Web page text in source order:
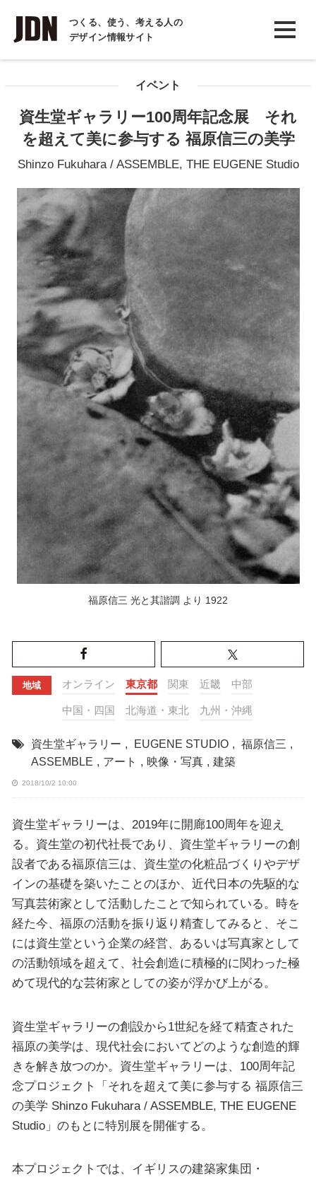
つくる、使う、考える人の
デザイン情報サイト
INTERVIEW
インタビュー
COLUMN
イベント
資生堂ギャラリー100周年記念展 それ
を超えて美に参与する 福原信三の美学
Shinzo Fukuhara / ASSEMBLE, THE EUGENE Studio
福原信三 光と其諧調 より 1922
地域 オンライン 東京都 関東 近畿 中部
中国・四国 北海道・東北 九州・沖縄
資生堂ギャラリー , EUGENE STUDIO , 福原信三 ,
ASSEMBLE , アート , 映像・写真 , 建築
2018/10/2 10:00
資生堂ギャラリーは、2019年に開廊100周年を迎え
る。資生堂の初代社長であり、資生堂ギャラリーの創
設者である福原信三は、資生堂の化粧品づくりやデザ
インの基礎を築いたことのほか、近代日本の先駆的な
写真芸術家として活動したことで知られている。時を
経た今、福原の活動を振り返り精査してみると、そこ
には資生堂という企業の経営、あるいは写真家として
の活動領域を超えて、社会創造に積極的に関わった極
めて現代的な芸術家としての姿が浮かび上がる。
資生堂ギャラリーの創設から1世紀を経て精査された
福原の美学は、現代社会においてどのような創造的輝
きを解き放つのか。資生堂ギャラリーは、100周年記
念プロジェクト「それを超えて美に参与する 福原信三
の美学 Shinzo Fukuhara / ASSEMBLE, THE EUGENE
Studio」のもとに特別展を開催する。
本プロジェクトでは、イギリスの建築家集団・